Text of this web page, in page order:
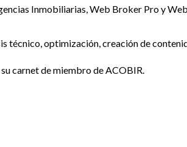
Inmobiliarias, Web Broker Pro y
técnico, optimización, creación de
carnet de miembro de ACOBIR.